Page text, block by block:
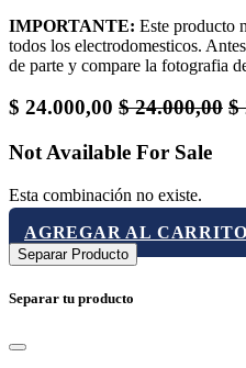
IMPORTANTE: Este producto
todos los electrodomesticos.
de parte y compare la fotografia
$ 24.000,00 $24.000,00 $
Not Available For Sale
Esta combinación no existe.
AGREGAR AL CARRITO
Separar Producto
Separar tu producto